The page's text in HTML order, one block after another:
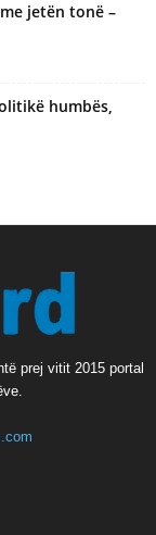
jetën tonë –
humbës,
prej vitit 2015 portal